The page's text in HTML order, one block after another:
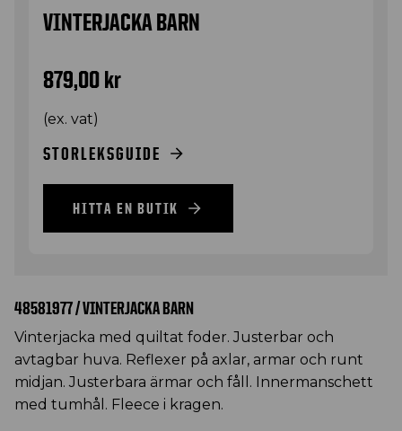
VINTERJACKA BARN
879,00 kr
(ex. vat)
STORLEKSGUIDE
HITTA EN BUTIK
48581977 / VINTERJACKA BARN
Vinterjacka med quiltat foder. Justerbar och
avtagbar huva. Reflexer på axlar, armar och runt
midjan. Justerbara ärmar och fåll. Innermanschett
med tumhål. Fleece i kragen.